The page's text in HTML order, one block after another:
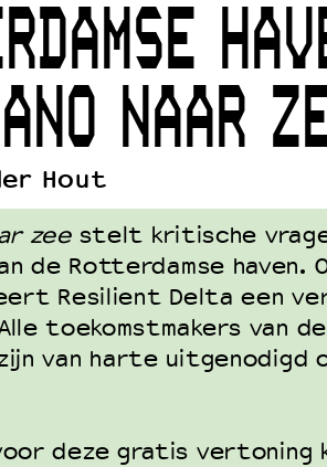
Israël
vrijheid – VNPF
NAAR
Hout
zeestelt kritische
de Rotterdamse haven.
Resilient Delta een
toekomstmakers van
van harte uitgenodigd
deze gratis vertoning